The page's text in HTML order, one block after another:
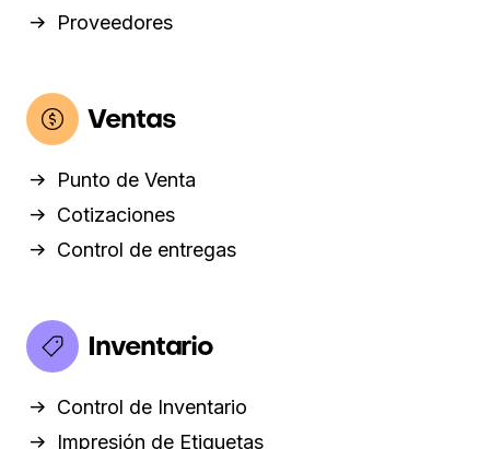
Proveedores
Ventas
Punto de Venta
Cotizaciones
Control de entregas
Inventario
Control de Inventario
Impresión de Etiquetas